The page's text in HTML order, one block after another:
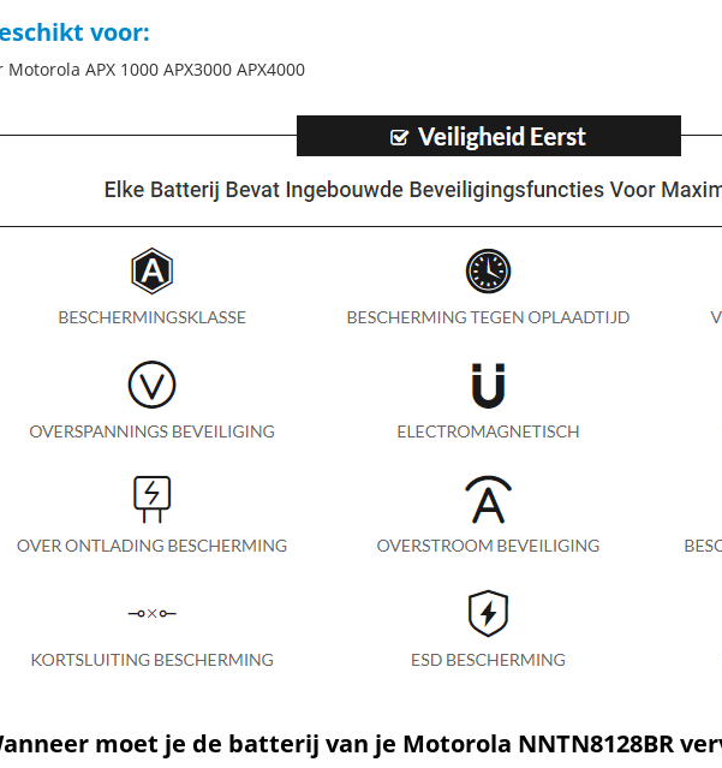
voor:
Motorola APX 1000 APX3000 APX4000
moet je de batterij van je Motorola NNTN8128BR